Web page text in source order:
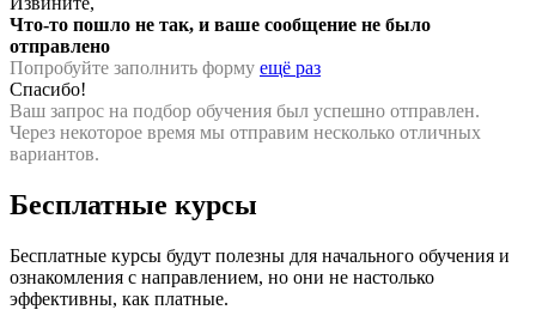
Что-то пошло не так, и ваше сообщение не было
отправлено
Попробуйте заполнить форму ещё раз
Спасибо!
Ваш запрос на подбор обучения был успешно отправлен.
Через некоторое время мы отправим несколько отличных
вариантов.
Бесплатные курсы
Бесплатные курсы будут полезны для начального обучения и
ознакомления с направлением, но они не настолько
эффективны, как платные.